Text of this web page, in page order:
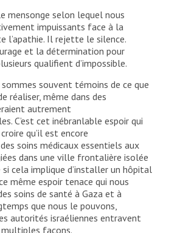
mensonge selon lequel nous
impuissants face à la
l’apathie. Il rejette le silence.
et la détermination pour
qualifient d’impossible.
sommes souvent témoins de ce que
réaliser, même dans des
autrement
C’est cet inébranlable espoir qui
qu’il est encore
soins médicaux essentiels aux
dans une ville frontalière isolée
si cela implique d’installer un hôpital
même espoir tenace qui nous
soins de santé à Gaza et à
que nous le pouvons,
autorités israéliennes entravent
façons.